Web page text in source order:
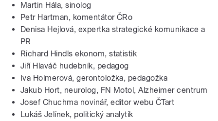
Martin Hála, sinolog
Petr Hartman, komentátor ČRo
Denisa Hejlová, expertka strategické komunikace a
PR
Richard Hindls ekonom, statistik
Jiří Hlaváč hudebník, pedagog
Iva Holmerová, gerontoložka, pedagožka
Jakub Hort, neurolog, FN Motol, Alzheimer centrum
Josef Chuchma novinář, editor webu ČTart
Lukáš Jelínek, politický analytik